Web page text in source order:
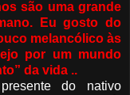
são uma grande
Eu gosto do
melancólico às
por um mundo
da vida ..
do nativo